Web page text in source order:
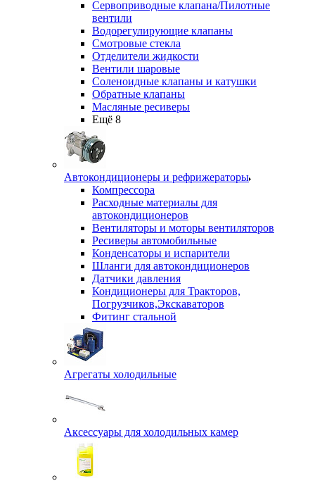
Сервоприводные клапана/Пилотные
вентили
Водорегулирующие клапаны
Смотровые стекла
Отделители жидкости
Вентили шаровые
Соленоидные клапаны и катушки
Обратные клапаны
Масляные ресиверы
Ещё 8
Автокондиционеры и рефрижераторы
Компрессора
Расходные материалы для
автокондиционеров
Вентиляторы и моторы вентиляторов
Ресиверы автомобильные
Конденсаторы и испарители
Шланги для автокондиционеров
Датчики давления
Кондиционеры для Тракторов,
Погрузчиков,Экскаваторов
Фитинг стальной
Агрегаты холодильные
Аксессуары для холодильных камер